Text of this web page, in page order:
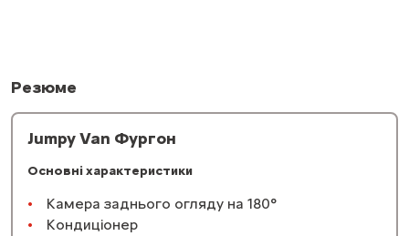
Резюме
Jumpy Van Фургон
Основні характеристики
Камера заднього огляду на 180°
Кондиціонер